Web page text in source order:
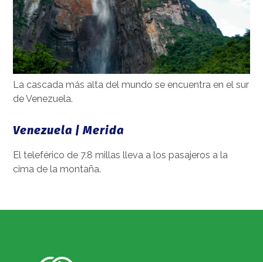
La cascada más alta del mundo se encuentra en el sur
de Venezuela.
Venezuela | Merida
El teleférico de 7.8 millas lleva a los pasajeros a la
cima de la montaña.